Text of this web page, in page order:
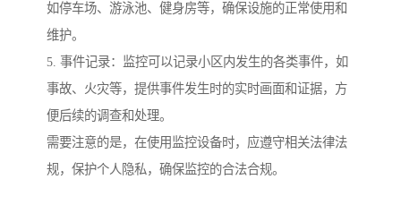
如停车场、游泳池、健身房等，确保设施的正常使用和
维护。
5. 事件记录：监控可以记录小区内发生的各类事件，如
事故、火灾等，提供事件发生时的实时画面和证据，方
便后续的调查和处理。
需要注意的是，在使用监控设备时，应遵守相关法律法
规，保护个人隐私，确保监控的合法合规。